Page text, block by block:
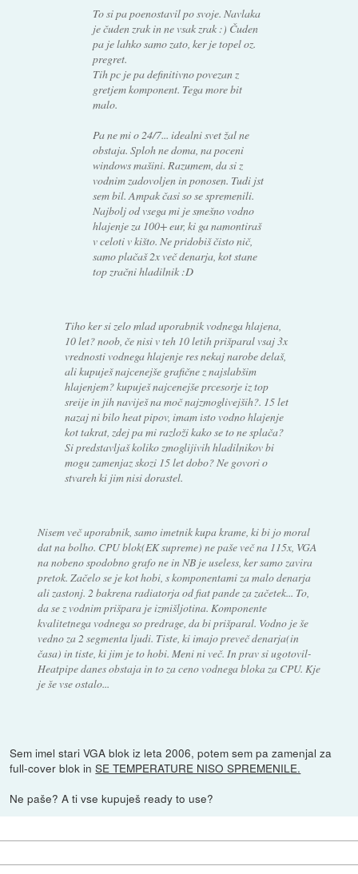
To si pa poenostavil po svoje. Navlaka
je čuden zrak in ne vsak zrak :) Čuden
pa je lahko samo zato, ker je topel oz.
pregret.
Tih pc je pa definitivno povezan z
gretjem komponent. Tega more bit
malo.
Pa ne mi o 24/7... idealni svet žal ne
obstaja. Sploh ne doma, na poceni
windows mašini. Razumem, da si z
vodnim zadovoljen in ponosen. Tudi jst
sem bil. Ampak časi so se spremenili.
Najbolj od vsega mi je smešno vodno
hlajenje za 100+ eur, ki ga namontiraš
v celoti v kišto. Ne pridobiš čisto nič,
samo plačaš 2x več denarja, kot stane
top zračni hladilnik :D
Tiho ker si zelo mlad uporabnik vodnega hlajena,
10 let? noob, če nisi v teh 10 letih prišparal vsaj 3x
vrednosti vodnega hlajenje res nekaj narobe delaš,
ali kupuješ najcenejše grafične z najslabšim
hlajenjem? kupuješ najcenejše prcesorje iz top
sreije in jih naviješ na moč najzmoglivejših?. 15 let
nazaj ni bilo heat pipov, imam isto vodno hlajenje
kot takrat, zdej pa mi razloži kako se to ne splača?
Si predstavljaš koliko zmoglijivih hladilnikov bi
mogu zamenjaz skozi 15 let dobo? Ne govori o
stvareh ki jim nisi dorastel.
Nisem več uporabnik, samo imetnik kupa krame, ki bi jo moral
dat na bolho. CPU blok(EK supreme) ne paše več na 115x, VGA
na nobeno spodobno grafo ne in NB je useless, ker samo zavira
pretok. Začelo se je kot hobi, s komponentami za malo denarja
ali zastonj. 2 bakrena radiatorja od fiat pande za začetek... To,
da se z vodnim prišpara je izmišljotina. Komponente
kvalitetnega vodnega so predrage, da bi prišparal. Vodno je še
vedno za 2 segmenta ljudi. Tiste, ki imajo preveč denarja(in
časa) in tiste, ki jim je to hobi. Meni ni več. In prav si ugotovil-
Heatpipe danes obstaja in to za ceno vodnega bloka za CPU. Kje
je še vse ostalo...
Sem imel stari VGA blok iz leta 2006, potem sem pa zamenjal za
full-cover blok inSE TEMPERATURE NISO SPREMENILE.
Ne paše? A ti vse kupuješ ready to use?